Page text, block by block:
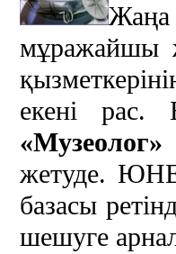
Жаңа
мұражайшы
екені рас.
«Музеолог»
жетуде.
базасы
шешуге